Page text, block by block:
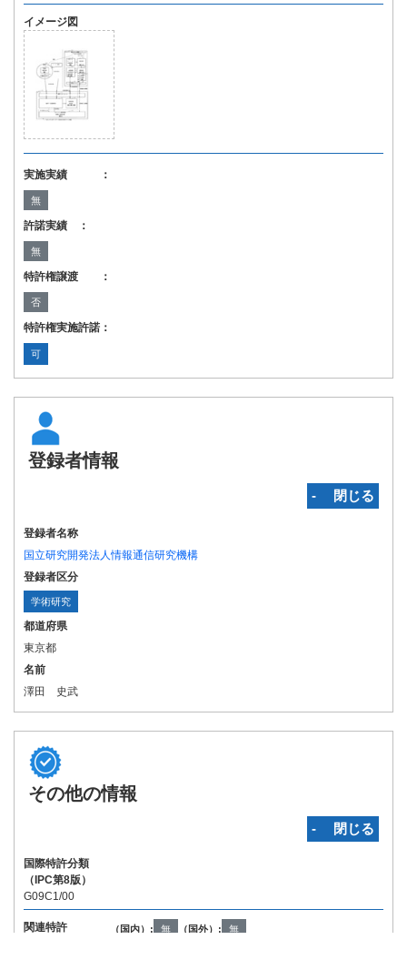
イメージ図
実施実績 ：
無
許諾実績 ：
無
特許権譲渡 ：
否
特許権実施許諾：
可
登録者情報
‐ 閉じる
登録者名称
国立研究開発法人情報通信研究機構
登録者区分
学術研究
都道府県
東京都
名前
澤田 史武
その他の情報
‐ 閉じる
国際特許分類
（IPC第8版）
G09C1/00
関連特許 （国内）: 無 （国外）: 無